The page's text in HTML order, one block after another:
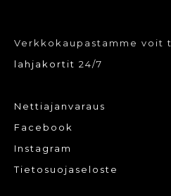
Verkkokaupastamme
lahjakortit 24/7
Nettiajanvaraus
Facebook
Instagram
Tietosuojaseloste